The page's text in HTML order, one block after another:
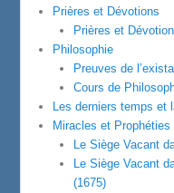
Prières et Dévotions
Prières et
Philosophie
Preuves de
Cours de
Les derniers temps et
Miracles et Prophéties
Le Siège Vacant
Le Siège Vacant
(1675)